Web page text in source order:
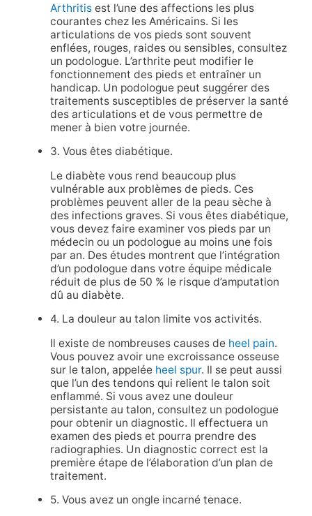
Arthritisest l’une des affections les plus
courantes chez les Américains. Si les
articulations de vos pieds sont souvent
enflées, rouges, raides ou sensibles, consultez
un podologue. L’arthrite peut modifier le
fonctionnement des pieds et entraîner un
handicap. Un podologue peut suggérer des
traitements susceptibles de préserver la santé
des articulations et de vous permettre de
mener à bien votre journée.
3. Vous êtes diabétique.
Le diabète vous rend beaucoup plus
vulnérable aux problèmes de pieds. Ces
problèmes peuvent aller de la peau sèche à
des infections graves. Si vous êtes diabétique,
vous devez faire examiner vos pieds par un
médecin ou un podologue au moins une fois
par an. Des études montrent que l’intégration
d’un podologue dans votre équipe médicale
réduit de plus de 50 % le risque d’amputation
dû au diabète.
4. La douleur au talon limite vos activités.
Il existe de nombreuses causes de heel pain.
Vous pouvez avoir une excroissance osseuse
sur le talon, appelée heel spur. Il se peut aussi
que l’un des tendons qui relient le talon soit
enflammé. Si vous avez une douleur
persistante au talon, consultez un podologue
pour obtenir un diagnostic. Il effectuera un
examen des pieds et pourra prendre des
radiographies. Un diagnostic correct est la
première étape de l’élaboration d’un plan de
traitement.
5. Vous avez un ongle incarné tenace.